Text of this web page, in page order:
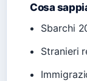
Cosa
Sbarchi
Stranieri